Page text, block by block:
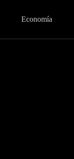
Economía